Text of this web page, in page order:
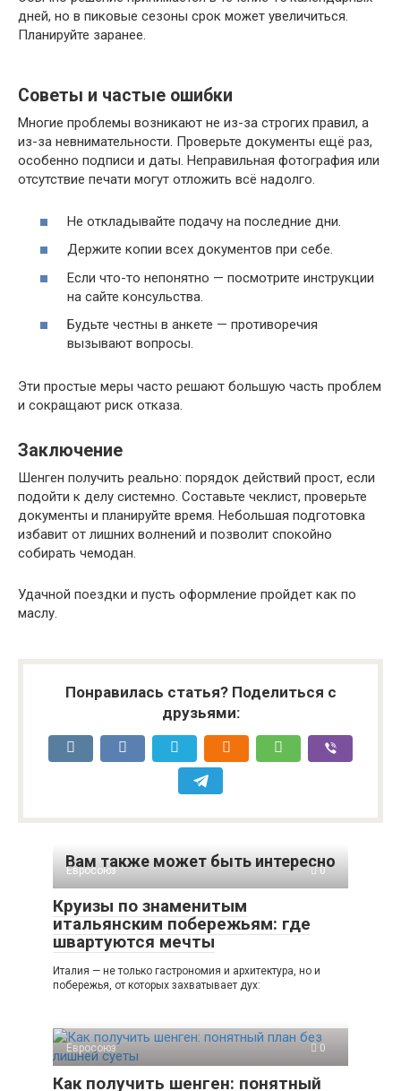
дней, но в пиковые сезоны срок может увеличиться.
Планируйте заранее.
Советы и частые ошибки
Многие проблемы возникают не из-за строгих правил, а
из-за невнимательности. Проверьте документы ещё раз,
особенно подписи и даты. Неправильная фотография или
отсутствие печати могут отложить всё надолго.
Не откладывайте подачу на последние дни.
Держите копии всех документов при себе.
Если что-то непонятно — посмотрите инструкции
на сайте консульства.
Будьте честны в анкете — противоречия
вызывают вопросы.
Эти простые меры часто решают большую часть проблем
и сокращают риск отказа.
Заключение
Шенген получить реально: порядок действий прост, если
подойти к делу системно. Составьте чеклист, проверьте
документы и планируйте время. Небольшая подготовка
избавит от лишних волнений и позволит спокойно
собирать чемодан.
Удачной поездки и пусть оформление пройдет как по
маслу.
Понравилась статья? Поделиться с
друзьями:
Вам также может быть интересно
Евросоюз 0
Круизы по знаменитым
итальянским побережьям: где
швартуются мечты
Италия — не только гастрономия и архитектура, но и
побережья, от которых захватывает дух:
Евросоюз 0
Как получить шенген: понятный